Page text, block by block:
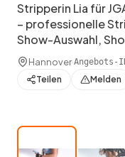
Stripperin Lia für
– professionelle
Show-Auswahl,
Hannover·Angebots-
Teilen Melden